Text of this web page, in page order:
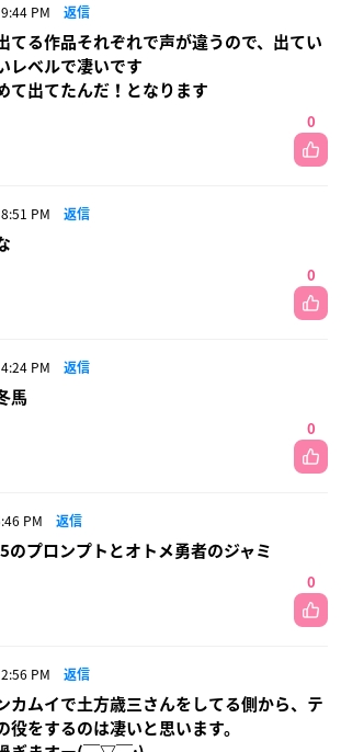
PM 返信
てる作品それぞれで声が違うので、出てい
レベルで凄いです
て出てたんだ！となります
0
PM 返信
0
PM 返信
馬
0
PM 返信
のプロンプトとオトメ勇者のジャミ
0
PM 返信
カムイで土方歳三さんをしてる側から、テ
役をするのは凄いと思います。